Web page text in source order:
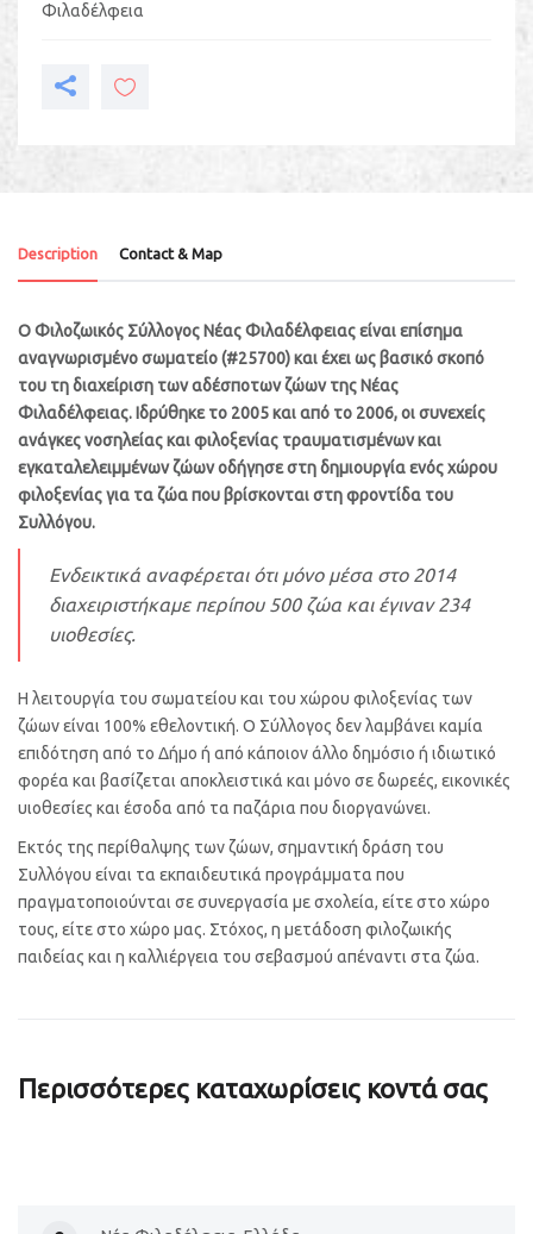
Φιλαδέλφεια
Description Contact & Map
Ο Φιλοζωικός Σύλλογος Νέας Φιλαδέλφειας είναι επίσημα
αναγνωρισμένο σωματείο (#25700) και έχει ως βασικό σκοπό
του τη διαχείριση των αδέσποτων ζώων της Νέας
Φιλαδέλφειας. Ιδρύθηκε το 2005 και από το 2006, οι συνεχείς
ανάγκες νοσηλείας και φιλοξενίας τραυματισμένων και
εγκαταλελειμμένων ζώων οδήγησε στη δημιουργία ενός χώρου
φιλοξενίας για τα ζώα που βρίσκονται στη φροντίδα του
Συλλόγου.
Ενδεικτικά αναφέρεται ότι μόνο μέσα στο 2014
διαχειριστήκαμε περίπου 500 ζώα και έγιναν 234
υιοθεσίες.
Η λειτουργία του σωματείου και του χώρου φιλοξενίας των
ζώων είναι 100% εθελοντική. Ο Σύλλογος δεν λαμβάνει καμία
επιδότηση από το Δήμο ή από κάποιον άλλο δημόσιο ή ιδιωτικό
φορέα και βασίζεται αποκλειστικά και μόνο σε δωρεές, εικονικές
υιοθεσίες και έσοδα από τα παζάρια που διοργανώνει.
Εκτός της περίθαλψης των ζώων, σημαντική δράση του
Συλλόγου είναι τα εκπαιδευτικά προγράμματα που
πραγματοποιούνται σε συνεργασία με σχολεία, είτε στο χώρο
τους, είτε στο χώρο μας. Στόχος, η μετάδοση φιλοζωικής
παιδείας και η καλλιέργεια του σεβασμού απέναντι στα ζώα.
Περισσότερες καταχωρίσεις κοντά σας